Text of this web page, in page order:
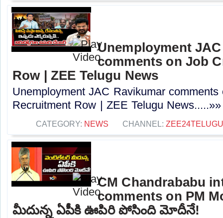
Unemployment
comments on Job
Row | ZEE Telugu News
Unemployment JAC Ravikumar
Recruitment Row | ZEE Telugu News.....»»
CATEGORY: NEWS CHANNEL:
CM Chandrababu
comments on PM
మీదున్న ఏపీకి ఊపిరి పోసింది మోదీనే!